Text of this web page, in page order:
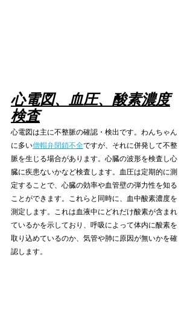
心電図、血圧、酸素濃度
検査
心電図は主に不整脈の確認・検出です。わんちゃん
に多い僧帽弁閉鎖不全ですが、それに併発して不整
脈を生じる場合があります。心臓の波形を検査し心
臓に疾患ないかなど検査します。血圧は定期的に測
定することで、心臓の効率や血管壁の弾力性を知る
ことができます。これらと同時に、血中酸素濃度を
測定します。これは血液中にどれだけ酸素が含まれ
ているかを示しており、呼吸によって体内に酸素を
取り込めているのか、気管や肺に原因が無いかを確
認します。